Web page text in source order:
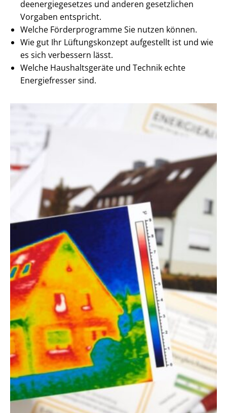
de­en­er­gie­ge­set­zes und anderen gesetzlichen
Vorgaben entspricht.
Welche Förderprogramme Sie nutzen können.
Wie gut Ihr Lüftungskonzept aufgestellt ist und wie
es sich verbessern lässt.
Welche Haushaltsgeräte und Technik echte
Energiefresser sind.